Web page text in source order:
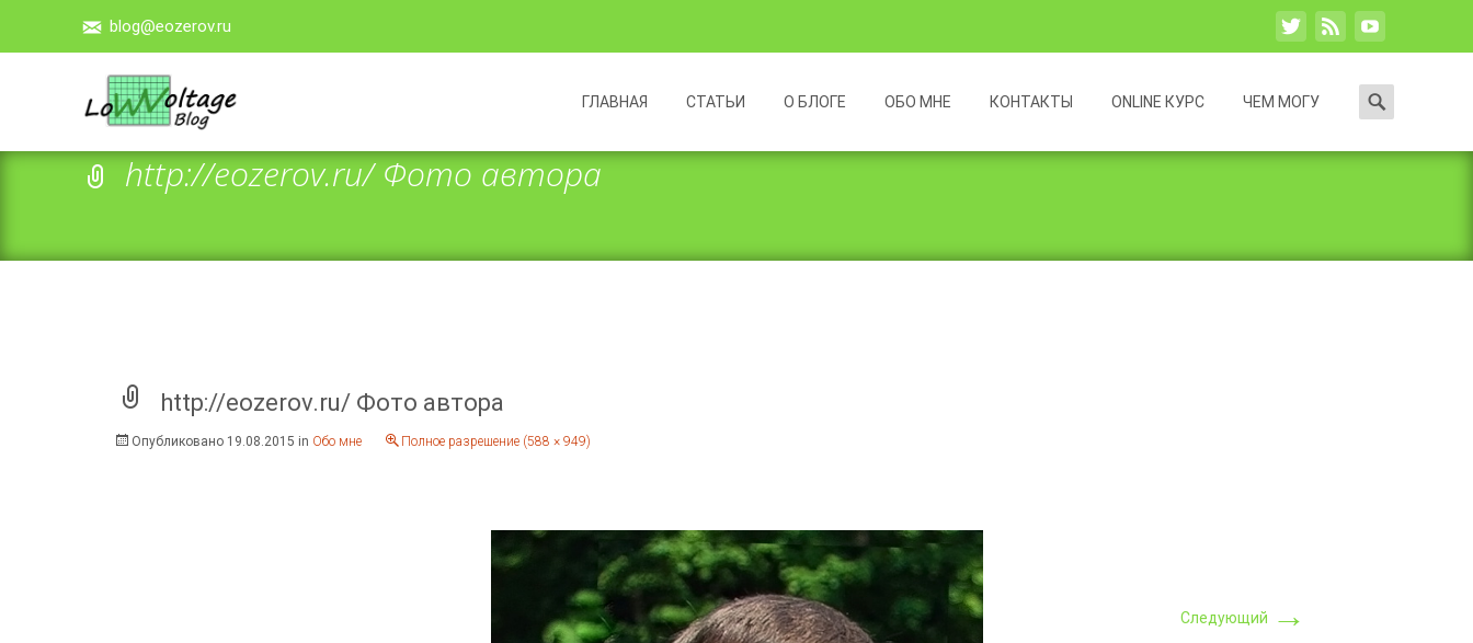
blog@eozerov.ru
ГЛАВНАЯ СТАТЬИ О БЛОГЕ ОБО МНЕ КОНТАКТЫ ONLINE КУРС ЧЕМ МОГУ
Search
for:
http://eozerov.ru/ Фото автора
http://eozerov.ru/ Фото автора
Опубликовано 19.08.2015 in Обо мне Полное разрешение (588 × 949)
Следующий →